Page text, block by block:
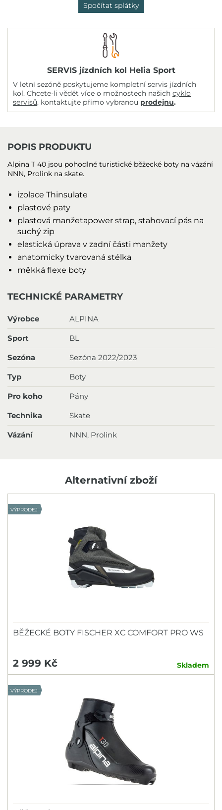
Spočítat splátky
SERVIS jízdních kol Helia Sport
V letní sezóně poskytujeme kompletní servis jízdních
kol. Chcete-li vědět více o možnostech našich cyklo
servisů, kontaktujte přímo vybranou prodejnu.
POPIS PRODUKTU
Alpina T 40 jsou pohodlné turistické běžecké boty na vázání
NNN, Prolink na skate.
izolace Thinsulate
plastové paty
plastová manžetapower strap, stahovací pás na
suchý zip
elastická úprava v zadní části manžety
anatomicky tvarovaná stélka
měkká flexe boty
TECHNICKÉ PARAMETRY
Výrobce ALPINA
Sport BL
Sezóna Sezóna 2022/2023
Typ Boty
Pro koho Pány
Technika Skate
Vázání NNN, Prolink
Alternativní zboží
VÝPRODEJ
BĚŽECKÉ BOTY FISCHER XC COMFORT PRO WS
2 999 Kč Skladem
VÝPRODEJ